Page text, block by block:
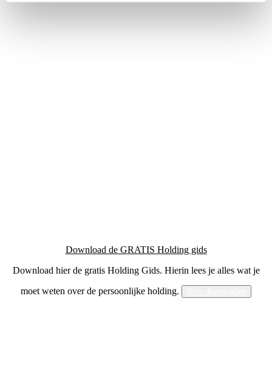
Download de GRATIS Holding gids
Download hier de gratis Holding Gids. Hierin lees je alles wat je
moet weten over de persoonlijke holding.